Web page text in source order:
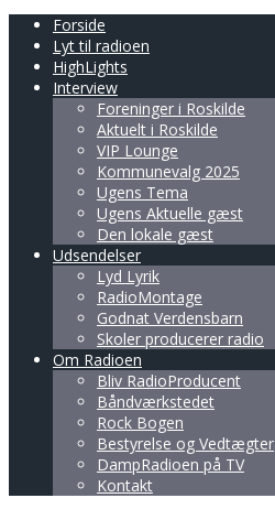
Forside
Lyt til radioen
HighLights
Interview
Foreninger i Roskilde
Aktuelt i Roskilde
VIP Lounge
Kommunevalg 2025
Ugens Tema
Ugens Aktuelle gæst
Den lokale gæst
Udsendelser
Lyd Lyrik
RadioMontage
Godnat Verdensbarn
Skoler producerer radio
Om Radioen
Bliv RadioProducent
Båndværkstedet
Rock Bogen
Bestyrelse og Vedtægter
DampRadioen på TV
Kontakt